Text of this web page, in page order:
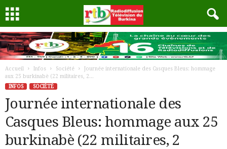
Accueil Infos Société
Journée internationale des Casques Bleus: hommage
aux 25 burkinabè (22 militaires, 2...
INFOS
SOCIÉTÉ
Journée internationale des
Casques Bleus: hommage aux 25
burkinabè (22 militaires, 2